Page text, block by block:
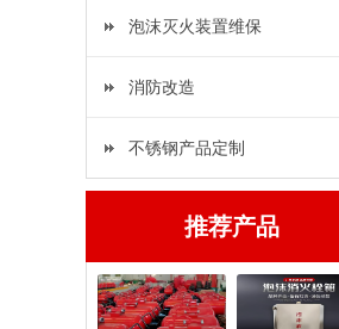
泡沫灭火装置维保
消防改造
不锈钢产品定制
推荐产品